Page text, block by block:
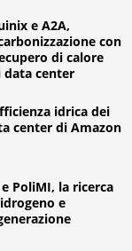
e A2A,
con
di calore
data center
idrica dei
center di Amazon
e PoliMI, la ricerca
e